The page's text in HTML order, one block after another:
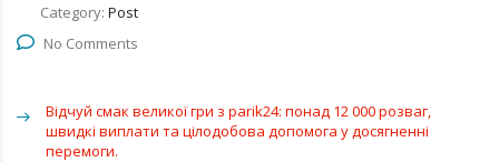
Category: Post
No Comments
Відчуй смак великої гри з parik24: понад 12 000 розваг,
швидкі виплати та цілодобова допомога у досягненні
перемоги.